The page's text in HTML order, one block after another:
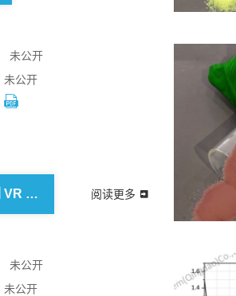
未公开
未公开
欧稳德 吸收剂 VR 490 阅读更多
未公开
未公开